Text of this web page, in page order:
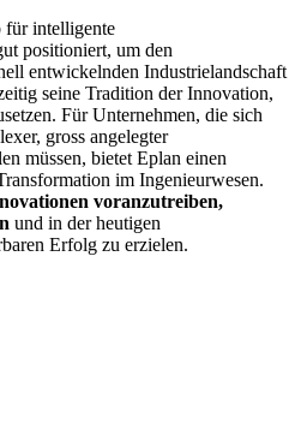
für intelligente
positioniert, um den
entwickelnden Industrielandschaft
seine Tradition der Innovation,
Für Unternehmen, die sich
gross angelegter
müssen, bietet Eplan einen
im Ingenieurwesen.
voranzutreiben,
und in der heutigen
Erfolg zu erzielen.